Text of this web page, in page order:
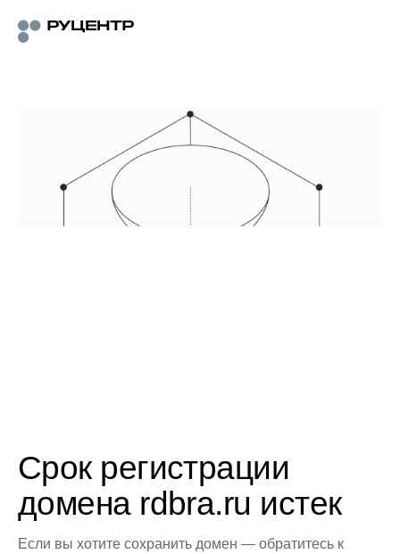
Срок регистрации
домена rdbra.ru истек
Если вы хотите сохранить домен — обратитесь к